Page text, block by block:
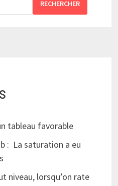
RECHERCHER
tableau favorable
: La saturation a eu
niveau, lorsqu’on rate